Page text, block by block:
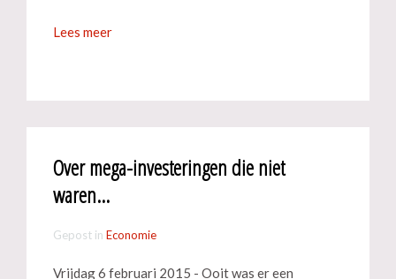
Lees meer
Over mega-investeringen die niet
waren...
Gepost in Economie
Vrijdag 6 februari 2015 - Ooit was er een